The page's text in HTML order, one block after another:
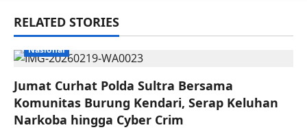
RELATED STORIES
Nasional
Jumat Curhat Polda Sultra Bersama
Komunitas Burung Kendari, Serap Keluhan
Narkoba hingga Cyber Crim